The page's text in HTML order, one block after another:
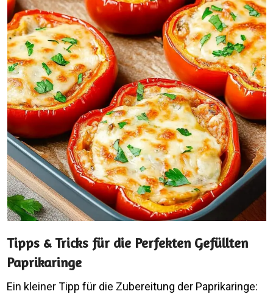
Tipps & Tricks für die Perfekten Gefüllten
Paprikaringe
Ein kleiner Tipp für die Zubereitung der Paprikaringe: